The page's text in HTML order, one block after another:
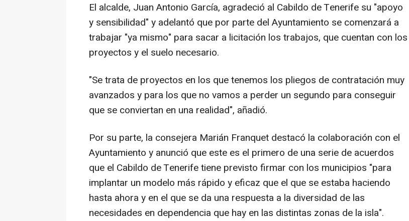
El alcalde, Juan Antonio García, agradeció al Cabildo de Tenerife su "apoyo
y sensibilidad" y adelantó que por parte del Ayuntamiento se comenzará a
trabajar "ya mismo" para sacar a licitación los trabajos, que cuentan con los
proyectos y el suelo necesario.
"Se trata de proyectos en los que tenemos los pliegos de contratación muy
avanzados y para los que no vamos a perder un segundo para conseguir
que se conviertan en una realidad", añadió.
Por su parte, la consejera Marián Franquet destacó la colaboración con el
Ayuntamiento y anunció que este es el primero de una serie de acuerdos
que el Cabildo de Tenerife tiene previsto firmar con los municipios "para
implantar un modelo más rápido y eficaz que el que se estaba haciendo
hasta ahora y en el que se da una respuesta a la diversidad de las
necesidades en dependencia que hay en las distintas zonas de la isla".